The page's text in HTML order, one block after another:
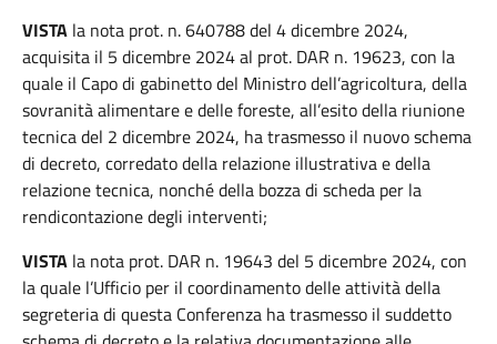
VISTA la nota prot. n. 640788 del 4 dicembre 2024,
acquisita il 5 dicembre 2024 al prot. DAR n. 19623, con la
quale il Capo di gabinetto del Ministro dell’agricoltura, della
sovranità alimentare e delle foreste, all’esito della riunione
tecnica del 2 dicembre 2024, ha trasmesso il nuovo schema
di decreto, corredato della relazione illustrativa e della
relazione tecnica, nonché della bozza di scheda per la
rendicontazione degli interventi;
VISTA la nota prot. DAR n. 19643 del 5 dicembre 2024, con
la quale l’Ufficio per il coordinamento delle attività della
segreteria di questa Conferenza ha trasmesso il suddetto